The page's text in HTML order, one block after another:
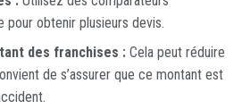
pour obtenir plusieurs devis.
des franchises : Cela peut réduire
de s’assurer que ce montant est